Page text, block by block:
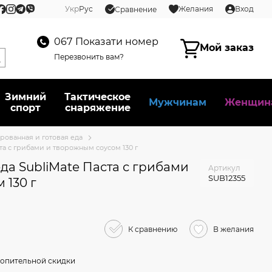
УкрРус Сравнение Желания Вход
067 Показати номер
Перезвонить вам?
Мой заказ
Зимний
спорт
Тактическое
снаряжение
Мужчинам
и готовая еда
с грибами и творожным соусом 130 г
SubliMate Паста с грибами
г
Артикул
SUB12355
К сравнению В желания
скидки